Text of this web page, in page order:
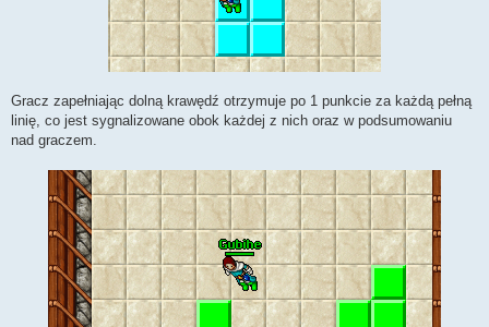
Gracz zapełniając dolną krawędź otrzymuje po 1 punkcie za każdą pełną
linię, co jest sygnalizowane obok każdej z nich oraz w podsumowaniu
nad graczem.